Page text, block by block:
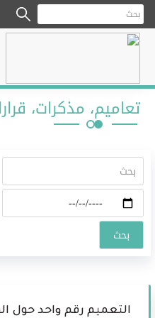
تعاميم، مذكرات،
التعميم رقم واحد حول